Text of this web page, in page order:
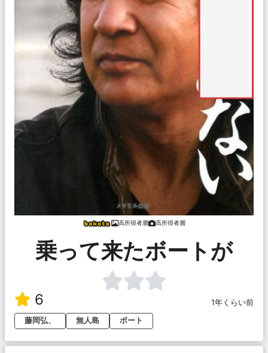
高所得者層 高所得者層
乗って来たボートが
6
1年くらい前
藤岡弘、
無人島 ボート